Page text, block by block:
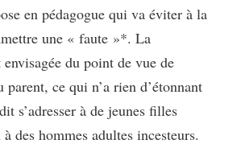
en pédagogue qui va éviter à la
une « faute »*. La
du point de vue de
parent, ce qui n’a rien d’étonnant
s’adresser à de jeunes filles
des hommes adultes incesteurs.